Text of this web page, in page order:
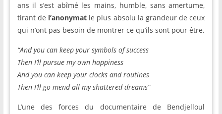
ans il s’est abîmé les mains, humble, sans amertume,
tirant de l’anonymat le plus absolu la grandeur de ceux
qui n’ont pas besoin de montrer ce qu’ils sont pour être.
“And you can keep your symbols of success
Then I’ll pursue my own happiness
And you can keep your clocks and routines
Then I’ll go mend all my shattered dreams”
L’une des forces du documentaire de Bendjelloul